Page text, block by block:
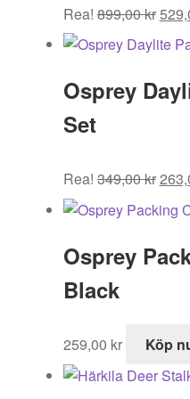
Rea! 899,00kr
Osprey
Set
Rea! 349,00kr
Osprey
Black
259,00 kr Köp